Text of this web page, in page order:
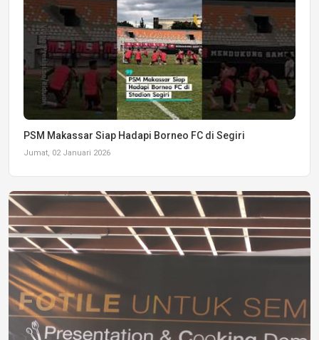
PSM Makassar Siap Hadapi Borneo FC di Segiri
Jumat, 02 Januari 2026